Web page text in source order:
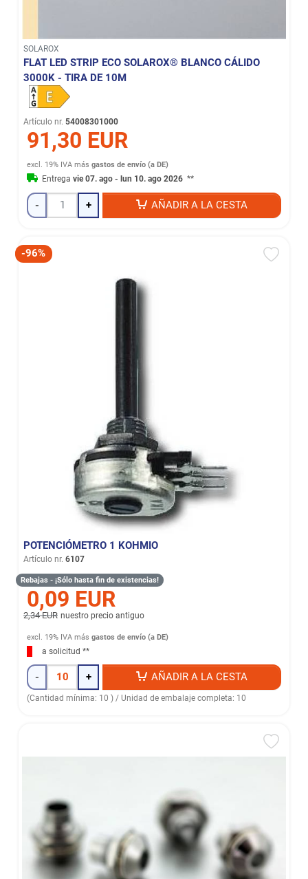
SOLAROX
FLAT LED STRIP ECO SOLAROX® BLANCO CÁLIDO
3000K - TIRA DE 10M
Artículo nr. 54008301000
91,30 EUR
excl. 19% IVA másgastos de envío (a DE)
Entregavie 07. ago - lun 10. ago 2026 **
- + AÑADIR A LA CESTA
-96%
POTENCIÓMETRO 1 KOHMIO
Artículo nr. 6107
Rebajas - ¡Sólo hasta fin de existencias!
0,09 EUR
2,34 EUR nuestro precio antiguo
excl. 19% IVA másgastos de envío (a DE)
a solicitud **
- + AÑADIR A LA CESTA
(Cantidad mínima: 10 ) / Unidad de embalaje completa: 10